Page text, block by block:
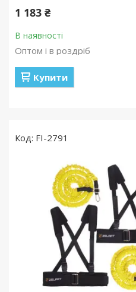
1 183 ₴
В наявності
Оптом і в роздріб
Купити
FI-2791